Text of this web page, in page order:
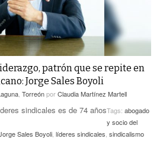
GALLITO
GREM
patrón que se repite en
Jorge Sales Boyoli
TorreónporClaudia Martínez Martell
sindicales es de 74 añosTags: abogado
y socio del
Sales Boyoli líderes sindicales sindicalismo